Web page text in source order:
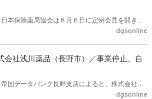
日本保険薬局協会は８月６日に定例会見を開き、
査薬のOTC化等に関する要望書」を厚生労働省 医
dgsonline
会社浅川薬品（長野市）／事業停止、自
帝国データバンク長野支店によると、株式会社浅
7月31日に事業を停止し、自己破産申請の準備に
dgsonline